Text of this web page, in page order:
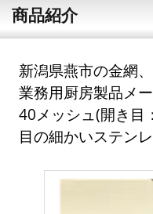
商品紹介
新潟県燕市の金網
業務用厨房製品メ
40メッシュ(開き目
目の細かいステン